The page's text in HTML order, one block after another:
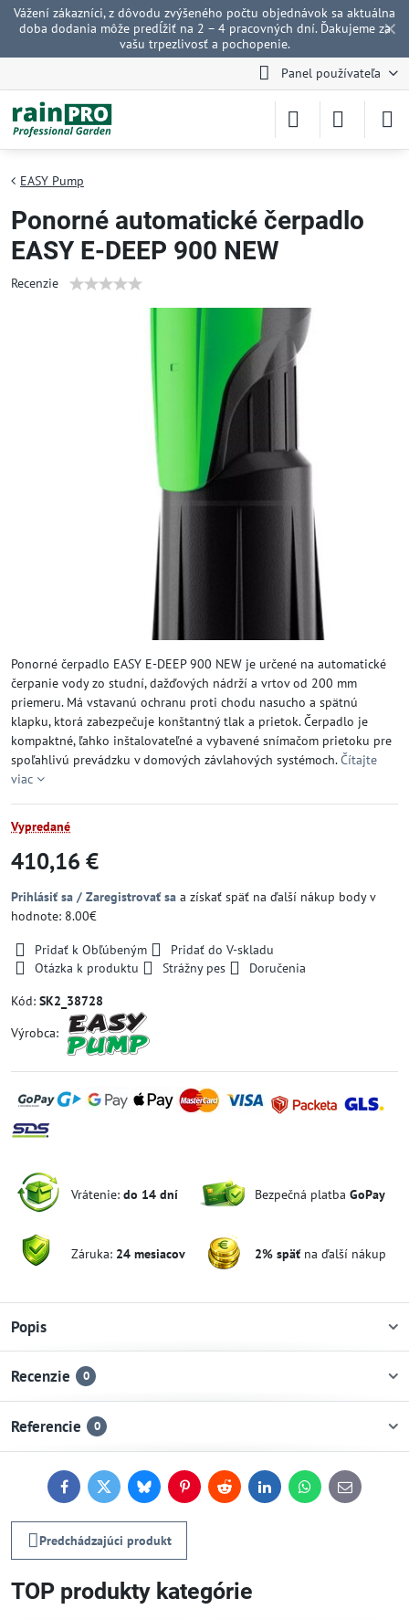
✕
Vážení zákazníci, z dôvodu zvýšeného počtu objednávok sa aktuálna
doba dodania môže predĺžiť na 2 – 4 pracovných dní. Ďakujeme za
vašu trpezlivosť a pochopenie.
Panel používateľa
EASY Pump
Ponorné automatické čerpadlo
EASY E-DEEP 900 NEW
Recenzie
Ponorné čerpadlo EASY E-DEEP 900 NEW je určené na automatické
čerpanie vody zo studní, dažďových nádrží a vrtov od 200 mm
priemeru. Má vstavanú ochranu proti chodu nasucho a spätnú
klapku, ktorá zabezpečuje konštantný tlak a prietok. Čerpadlo je
kompaktné, ľahko inštalovateľné a vybavené snímačom prietoku pre
spoľahlivú prevádzku v domových závlahových systémoch.Čítajte
viac
Vypredané
410,16 €
Prihlásiť sa / Zaregistrovať sa a získať späť na ďalší nákup body v
hodnote: 8.00€
Pridať k Obľúbeným
Pridať do V-skladu
Otázka k produktu
Strážny pes
Doručenia
Kód: SK2_38728
Výrobca:
Vrátenie: do 14 dní Bezpečná platba GoPay
Záruka: 24 mesiacov 2% späťna ďalší nákup
Popis
Recenzie 0
Referencie 0
FacebookTwitterBlueskyPinterestReddit LinkedInWhatsApp
E-
mail
Predchádzajúci produkt
TOP produkty kategórie